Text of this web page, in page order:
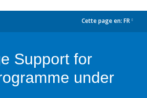
Cette page en: FR
Support for
under